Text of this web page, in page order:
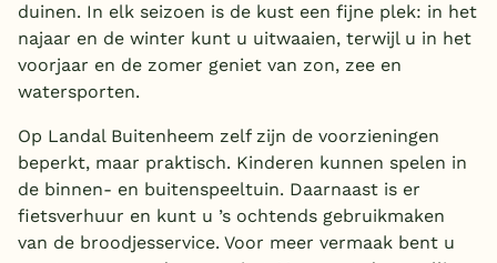
duinen. In elk seizoen is de kust een fijne plek: in het
najaar en de winter kunt u uitwaaien, terwijl u in het
voorjaar en de zomer geniet van zon, zee en
watersporten.
Op Landal Buitenheem zelf zijn de voorzieningen
beperkt, maar praktisch. Kinderen kunnen spelen in
de binnen- en buitenspeeltuin. Daarnaast is er
fietsverhuur en kunt u ’s ochtends gebruikmaken
van de broodjesservice. Voor meer vermaak bent u